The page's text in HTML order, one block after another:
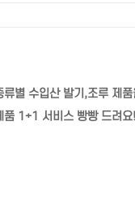
별 수입산 발기,조루
서비스 빵빵 드려요